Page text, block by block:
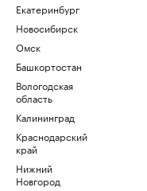
Екатеринбург
Новосибирск
Омск
Башкортостан
Вологодская
область
Калининград
Краснодарский
край
Нижний
Новгород